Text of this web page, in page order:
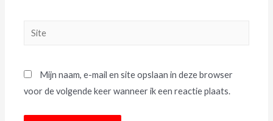
Mijn naam, e-mail en site opslaan in deze browser
voor de volgende keer wanneer ik een reactie plaats.